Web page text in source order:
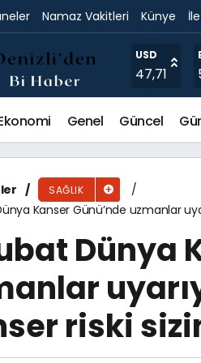
Namaz Vakitleri Künye
USD
47,71
Genel Güncel
SAĞLIK
Kanser Günü’nde uzmanlar
Dünya
riski
mi?